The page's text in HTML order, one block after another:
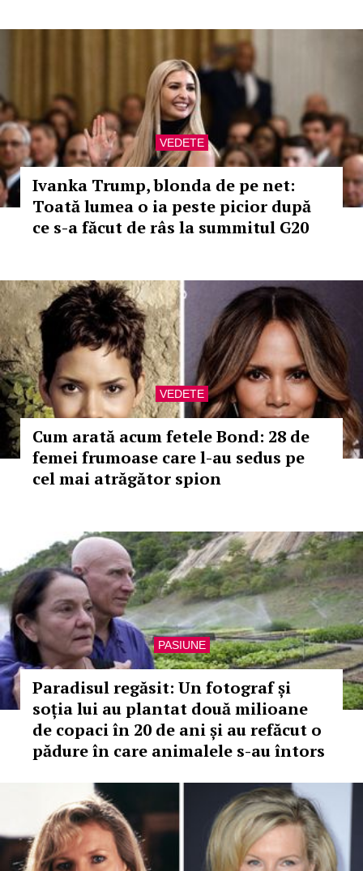
VEDETE
Ivanka Trump, blonda de pe net:
Toată lumea o ia peste picior după
ce s-a făcut de râs la summitul G20
VEDETE
Cum arată acum fetele Bond: 28 de
femei frumoase care l-au sedus pe
cel mai atrăgător spion
PASIUNE
Paradisul regăsit: Un fotograf și
soția lui au plantat două milioane
de copaci în 20 de ani și au refăcut o
pădure în care animalele s-au întors